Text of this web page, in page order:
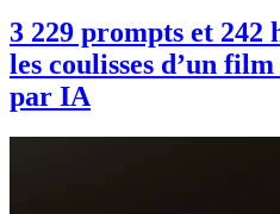
3 229 prompts et 242
les coulisses d’un
par IA